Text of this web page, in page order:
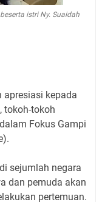
istri Ny. Suaidah
apresiasi kepada
tokoh-tokoh
Fokus Gampi
sejumlah negara
dan pemuda akan
pertemuan.